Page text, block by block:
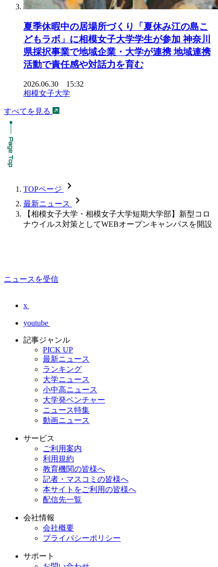
夏季休暇中の居場所づくり「夏休み江の島こ
どもラボ」に相模女子大学学生が参加 神奈川
県採択事業で地域企業・大学が連携 地域連携
活動で責任感や対話力を育む
2026.06.30 15:32
相模女子大学
すべてを見る
TOPページ chevron_forward
最新ニュース chevron_forward
【相模女子大学・相模女子大学短期大学部】新型コロ
ナウイルス対策としてWEBオープンキャンパスを開設
ニュースを受信
x
youtube
記事ジャンル
PICK UP
最新ニュース
ランキング
大学ニュース
小中高ニュース
大学発ベンチャー
ニュース特集
動画ニュース
サービス
ご利用案内
利用規約
教育機関の皆様へ
記者・マスコミの皆様へ
本サイトをご利用の皆様へ
配信先一覧
会社情報
会社概要
プライバシーポリシー
サポート